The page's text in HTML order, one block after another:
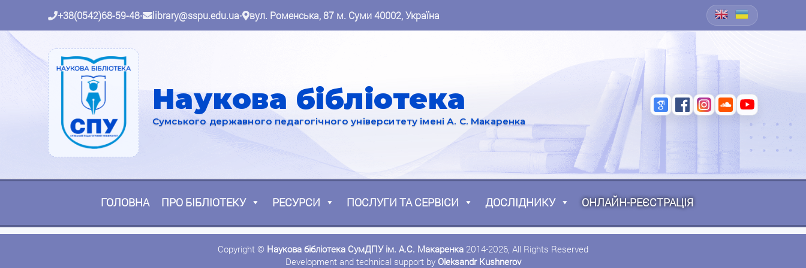
+38(0542)68-59-48• library@sspu.edu.ua• вул. Роменська, 87 м. Суми 40002, Україна
Наукова бібліотека
Сумського державного педагогічного університету імені А. С. Макаренка
ГОЛОВНА ПРО БІБЛІОТЕКУ РЕСУРСИ ПОСЛУГИ ТА СЕРВІСИ ДОСЛІДНИКУ ОНЛАЙН-РЕЄСТРАЦІЯ
Copyright © Наукова бібліотека СумДПУ ім. А.С. Макаренка 2014-2026, All Rights Reserved
Development and technical support by Oleksandr Kushnerov